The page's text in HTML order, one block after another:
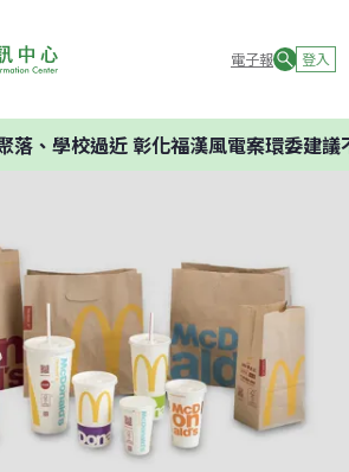
電子報 登入
校過近 彰化福漢風電案環委建議不應開發